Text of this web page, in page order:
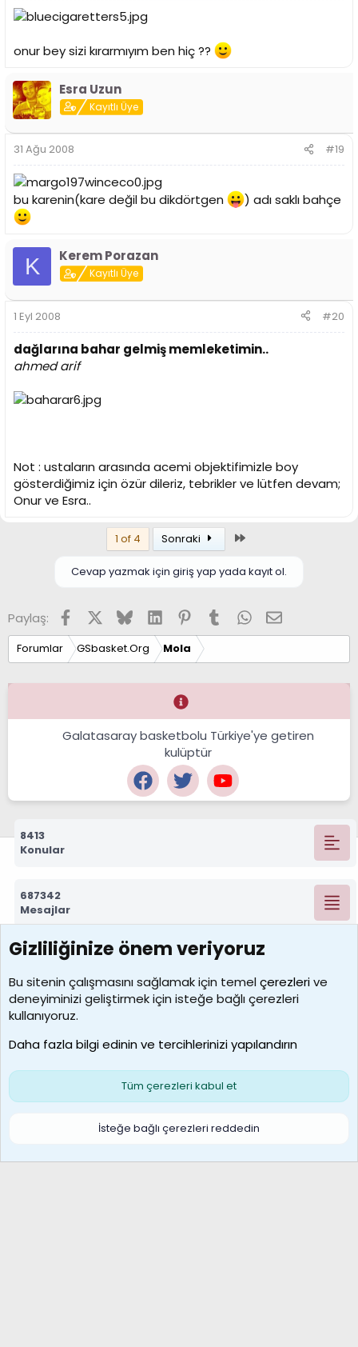
onur bey sizi kırarmıyım ben hiç ??
Esra Uzun
Kayıtlı Üye
31 Ağu 2008 #19
bu karenin(kare değil bu dikdörtgen ) adı saklı bahçe
K Kerem Porazan
Kayıtlı Üye
1 Eyl 2008 #20
dağlarına bahar gelmiş memleketimin..
ahmed arif
Not : ustaların arasında acemi objektifimizle boy
gösterdiğimiz için özür dileriz, tebrikler ve lütfen devam;
Onur ve Esra..
1 of 4 Sonraki
Cevap yazmak için giriş yap yada kayıt ol.
Paylaş: FacebookX (Twitter)
BlueskyLinkedInPinterest
TumblrWhatsApp
E-posta
Forumlar GSbasket.Org Mola
Galatasaray basketbolu Türkiye'ye getiren
kulüptür
8413
Konular
687342
Mesajlar
7390
MosesBrownHayranı
Çerezler
Bize ulaşın Şartlar ve kurallar
Gizlilik politikası
Ana sayfa
R
S
S
Galatasaray Basketbol | GS Basket Taraftar Platformu
XenForo Türkçe 🇹🇷 Destek Forumu –XenWp.Com
Gizliliğinize önem veriyoruz
Bu sitenin çalışmasını sağlamak için temelçerezlerive
deneyiminizi geliştirmek için isteğe bağlı çerezleri
kullanıyoruz.
Daha fazla bilgi edinin ve tercihlerinizi yapılandırın
Tüm çerezleri kabul et
İsteğe bağlı çerezleri reddedin